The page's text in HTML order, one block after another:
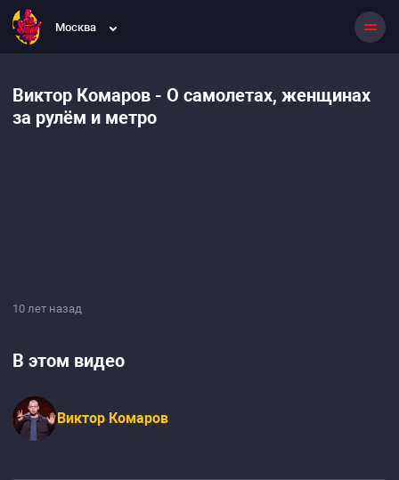
Москва
Виктор Комаров - О самолетах, женщинах
за рулём и метро
10 лет назад
В этом видео
Виктор Комаров